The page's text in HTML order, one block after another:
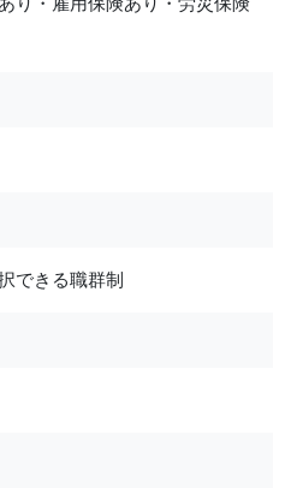
できる職群制